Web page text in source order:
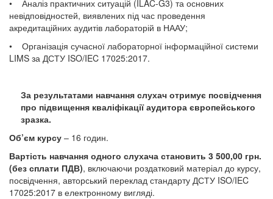
• Аналіз практичних ситуацій (ILAC-G3) та основних
невідповідностей, виявлених під час проведення
акредитаційних аудитів лабораторій в НААУ;
• Організація сучасної лабораторної інформаційної системи
LIMS за ДСТУ ISO/IEC 17025:2017.
За результатами навчання слухач отримує посвідчення
про підвищення кваліфікації аудитора європейського
зразка.
Об’єм курсу – 16 годин.
Вартість навчання одного слухача становить 3 500,00 грн.
(без сплати ПДВ), включаючи роздатковий матеріал до курсу,
посвідчення, авторський переклад стандарту ДСТУ ISO/IEC
17025:2017 в електронному вигляді.